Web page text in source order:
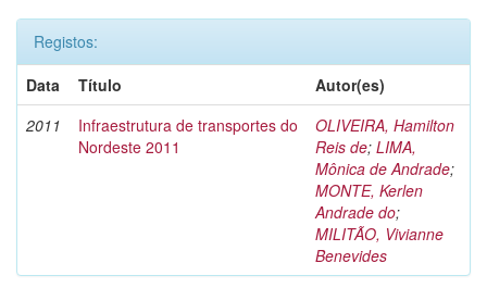
Registos:
Data
Título
Autor(es)
2011
Infraestrutura de transportes do
Nordeste 2011
OLIVEIRA, Hamilton
Reis de; LIMA,
Mônica de Andrade;
MONTE, Kerlen
Andrade do;
MILITÃO, Vivianne
Benevides